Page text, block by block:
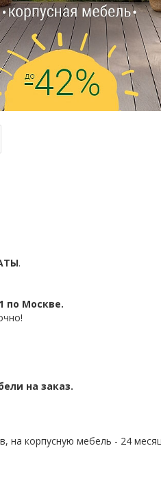
.
по Москве.
на заказ.
на корпусную мебель - 24